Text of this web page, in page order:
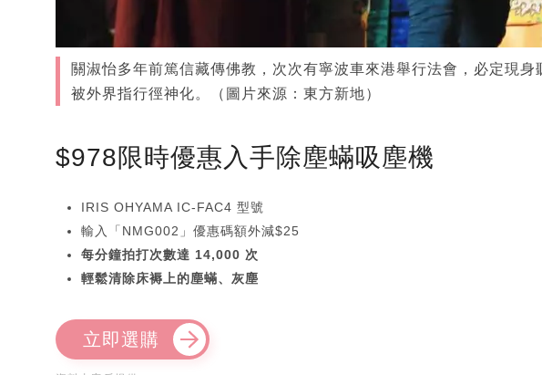
關淑怡多年前篤信藏傳佛教，次次有寧波車來港舉行法會，必定現
被外界指行徑神化。（圖片來源：東方新地）
$978限時優惠入手除塵蟎吸塵機
IRIS OHYAMA IC-FAC4 型號
輸入「NMG002」優惠碼額外減$25
每分鐘拍打次數達 14,000 次
輕鬆清除床褥上的塵蟎、灰塵
立即選購